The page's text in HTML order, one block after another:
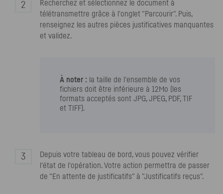
Recherchez et sélectionnez le document à
télétransmettre grâce à l'onglet "Parcourir". Puis,
renseignez les autres pièces justificatives manquantes
et validez.
À noter : la taille de l'ensemble de vos
fichiers doit être inférieure à 12Mo (les
formats acceptés sont JPG, JPEG, PDF, TIF
et TIFF).
Depuis votre tableau de bord, vous pouvez vérifier
l'état de l'opération. Votre action permettra de passer
de "En attente de justificatifs" à "Justificatifs reçus".